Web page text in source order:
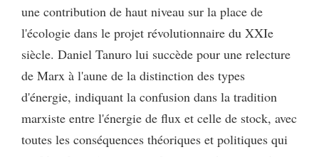
une contribution de haut niveau sur la place de
l'écologie dans le projet révolutionnaire du XXIe
siècle. Daniel Tanuro lui succède pour une relecture
de Marx à l'aune de la distinction des types
d'énergie, indiquant la confusion dans la tradition
marxiste entre l'énergie de flux et celle de stock, avec
toutes les conséquences théoriques et politiques qui